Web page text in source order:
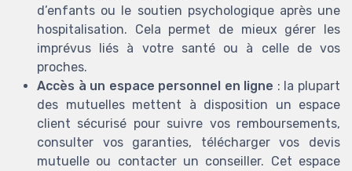
d’enfants ou le soutien psychologique après une
hospitalisation. Cela permet de mieux gérer les
imprévus liés à votre santé ou à celle de vos
proches.
Accès à un espace personnel en ligne : la plupart
des mutuelles mettent à disposition un espace
client sécurisé pour suivre vos remboursements,
consulter vos garanties, télécharger vos devis
mutuelle ou contacter un conseiller. Cet espace